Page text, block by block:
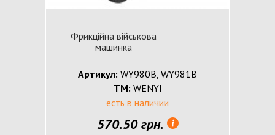
Фрикційна військова
машинка
Артикул: WY980B, WY981B
ТМ: WENYI
есть в наличии
570.50 грн.